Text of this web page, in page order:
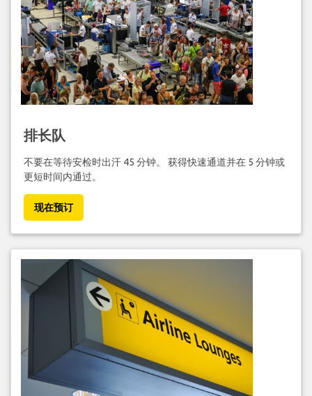
排长队
不要在等待安检时出汗 45 分钟。 获得快速通道并在 5 分钟或
更短时间内通过。
现在预订